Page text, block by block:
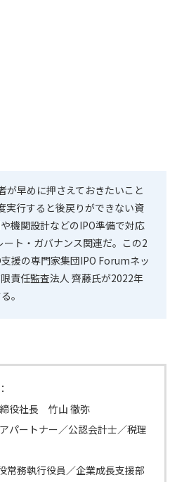
が早めに押さえておきたいこと
実行すると後戻りができない資
機関設計などのIPO準備で対応
ト・ガバナンス関連だ。この2
援の専門家集団IPO Forumネッ
責任監査法人 齊藤氏が2022年
。
役社長 竹山 徹弥
パートナー／公認会計士／税理
務執行役員／企業成長支援部